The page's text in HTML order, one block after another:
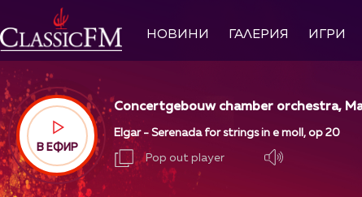
НОВИНИ ГАЛЕРИЯ ИГРИ
В ЕФИР
Concertgebouw chamber orchestra,
Elgar - Serenada for strings in e moll, op 20
Pop out player